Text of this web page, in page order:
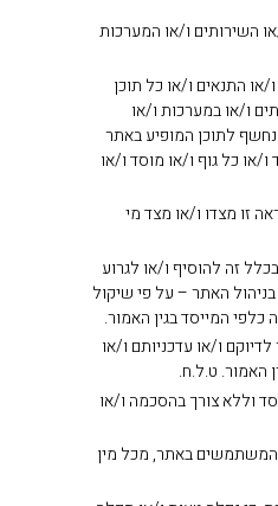
השירותים ו/או המערכות
או התנאים ו/או כל תוכן
ו/או במערכות ו/או
לתוכן המופיע באתר
או כל גוף ו/או מוסד ו/או
זו מצדו ו/או מצד מי
זה להוסיף ו/או לגרוע
האתר – על פי שיקול
המייסד בגין האמור.
ו/או עדכניותם ו/או
האמור. ט.ל.ח.
וללא צורך בהסכמה ו/או
המשתמשים באתר, מכל מין